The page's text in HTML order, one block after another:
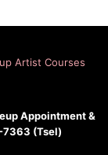
Artist Courses
Appointment &
7363 (Tsel)